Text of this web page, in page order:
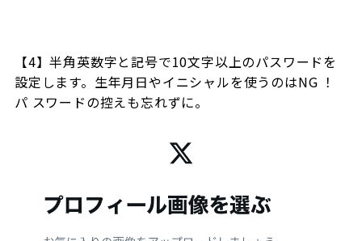
【4】半角英数字と記号で10文字以上のパスワードを
設定します。生年月日やイニシャルを使うのはNG ！
パ スワードの控えも忘れずに。